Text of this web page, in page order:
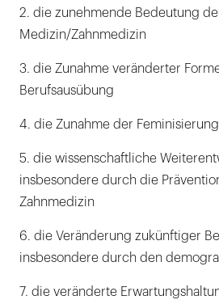
2. die zunehmende Bedeutung
Medizin/Zahnmedizin
3. die Zunahme veränderter
Berufsausübung
4. die Zunahme der
5. die wissenschaftliche
insbesondere durch die
Zahnmedizin
6. die Veränderung zukünftiger
insbesondere durch den
7. die veränderte